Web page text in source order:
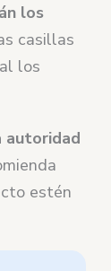
los
casillas
los
autoridad
estén